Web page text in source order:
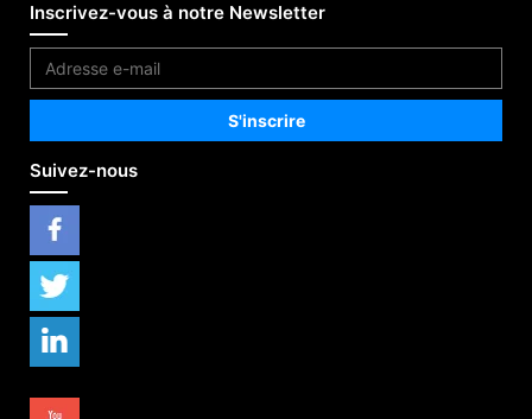
Inscrivez-vous à notre Newsletter
Suivez-nous